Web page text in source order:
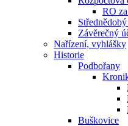
RO
Závěrečný
Nařízení, vyhlášky
Historie
Podbořany
Buškovice